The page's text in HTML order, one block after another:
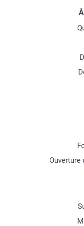
Ouverture